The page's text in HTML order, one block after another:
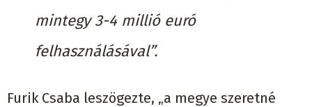
mintegy 3-4 millió euró
felhasználásával”.
Furik Csaba leszögezte, „a megye szeretné